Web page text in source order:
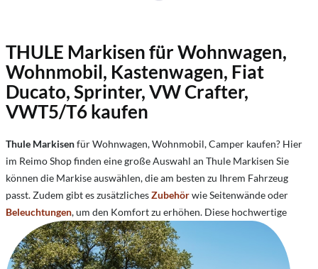
THULE Markisen für Wohnwagen,
Wohnmobil, Kastenwagen, Fiat
Ducato, Sprinter, VW Crafter,
VWT5/T6 kaufen
Thule Markisenfür Wohnwagen, Wohnmobil, Camper kaufen? Hier
im Reimo Shop finden eine große Auswahl an Thule Markisen Sie
können die Markise auswählen, die am besten zu Ihrem Fahrzeug
passt. Zudem gibt es zusätzlichesZubehörwie Seitenwände oder
Beleuchtungen, um den Komfort zu erhöhen. Diese hochwertige